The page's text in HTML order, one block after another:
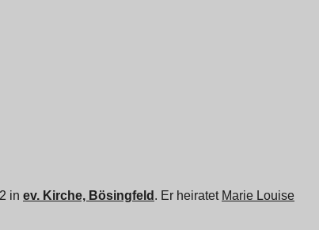
in ev. Kirche, Bösingfeld . Er heiratet Marie Louise